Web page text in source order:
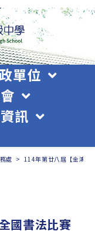
單位
訊
處 > 114年第廿八屆【金鴻獎
國書法比賽